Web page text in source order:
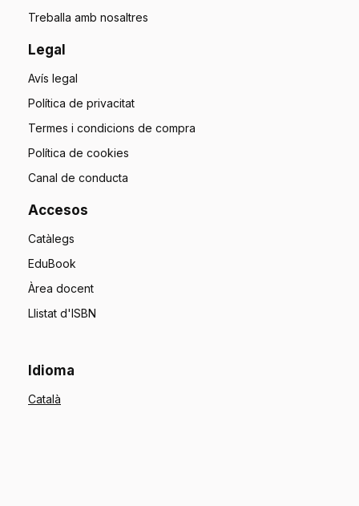
Treballa amb nosaltres
Legal
Avís legal
Política de privacitat
Termes i condicions de compra
Política de cookies
Canal de conducta
Accesos
Catàlegs
EduBook
Àrea docent
Llistat d'ISBN
Idioma